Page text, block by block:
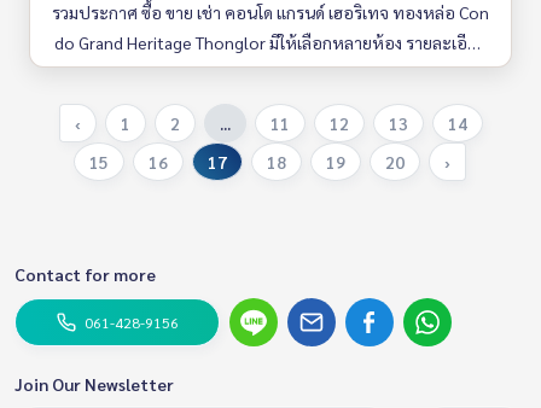
รวมประกาศ ซื้อ ขาย เช่า คอนโด แกรนด์ เฮอริเทจ ทองหล่อ Con
do Grand Heritage Thonglor มีให้เลือกหลายห้อง รายละเอียด
ครบ ค้นหาง่าย อัพเดททุกวัน
‹ 1 2 ... 11 12 13
14
15
16 17 18 19 20 ›
Contact for more
061-428-9156
Join Our Newsletter